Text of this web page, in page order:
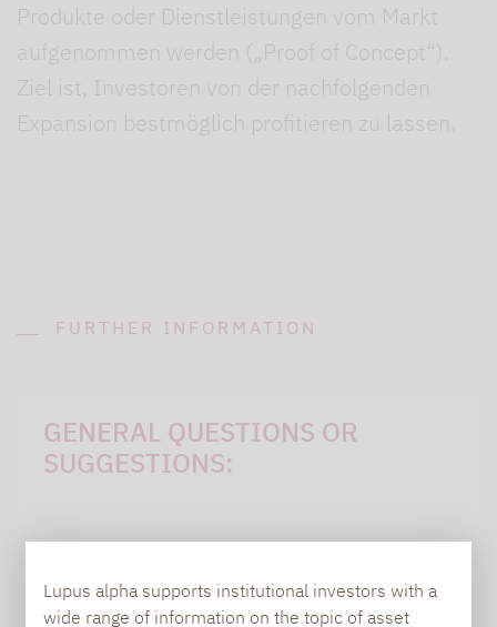
Lupus alpha supports institutional investors with a
wide range of information on the topic of asset
Produkte oder Dienstleistungen vom Markt
aufgenommen werden („Proof of Concept“).
Ziel ist, Investoren von der nachfolgenden
Expansion bestmöglich profitieren zu lassen.
FURTHER INFORMATION
GENERAL QUESTIONS OR
SUGGESTIONS:
PR manager, Communications